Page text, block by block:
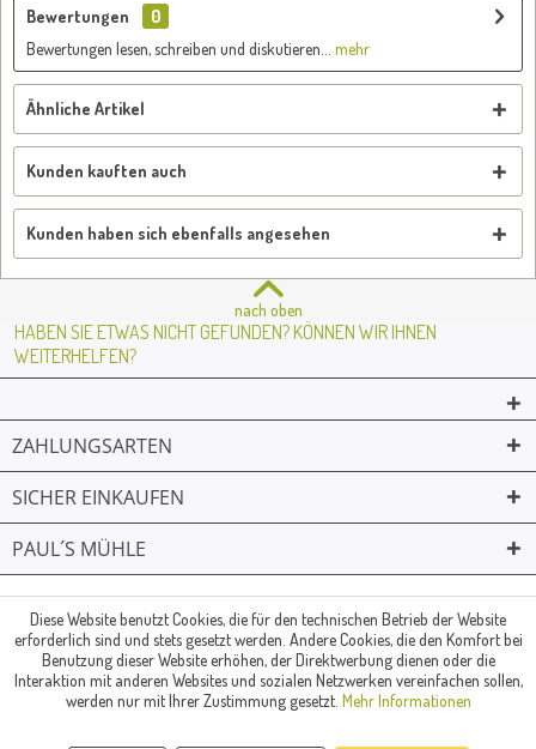
Bewertungen
0
Bewertungen lesen, schreiben und diskutieren...
mehr
Ähnliche Artikel
Kunden kauften auch
Kunden haben sich ebenfalls angesehen
nach oben
HABEN SIE ETWAS NICHT GEFUNDEN? KÖNNEN WIR IHNEN
WEITERHELFEN?
ZAHLUNGSARTEN
SICHER EINKAUFEN
PAUL´S MÜHLE
© Paul's Mühle | Inhaber: Christof Paul e.K. | Westring 2 | 45659
Recklinghausen
Fax: 02361 -28831 | E-Mail: info@pauls-muehle.de
Diese Website benutzt Cookies, die für den technischen Betrieb der Website
erforderlich sind und stets gesetzt werden. Andere Cookies, die den Komfort bei
Benutzung dieser Website erhöhen, der Direktwerbung dienen oder die
Interaktion mit anderen Websites und sozialen Netzwerken vereinfachen sollen,
werden nur mit Ihrer Zustimmung gesetzt. Mehr Informationen